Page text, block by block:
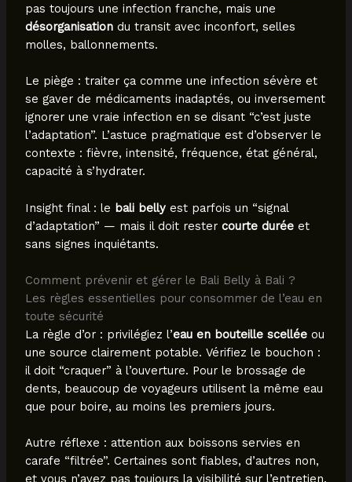
pas toujours une infection franche, mais une
désorganisationdu transit avec inconfort, selles
molles, ballonnements.
Le piège : traiter ça comme une infection sévère et
se gaver de médicaments inadaptés, ou inversement
ignorer une vraie infection en se disant “c’est juste
l’adaptation”. L’astuce pragmatique est d’observer le
contexte : fièvre, intensité, fréquence, état général,
capacité à s’hydrater.
Insight final : le bali bellyest parfois un “signal
d’adaptation” — mais il doit rester courte duréeet
sans signes inquiétants.
Comment prévenir et gérer le Bali Belly à Bali ?
Les règles essentielles pour consommer de l’eau en
toute sécurité
La règle d’or : privilégiez l’eau en bouteille scelléeou
une source clairement potable. Vérifiez le bouchon :
il doit “craquer” à l’ouverture. Pour le brossage de
dents, beaucoup de voyageurs utilisent la même eau
que pour boire, au moins les premiers jours.
Autre réflexe : attention aux boissons servies en
carafe “filtrée”. Certaines sont fiables, d’autres non,
et vous n’avez pas toujours la visibilité sur l’entretien.